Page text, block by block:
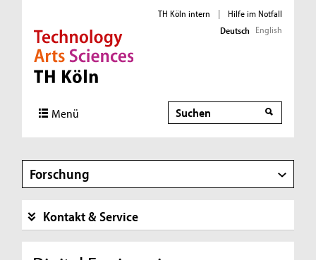
Direkt zur Hauptnavigation
Direkt zur Subnavigation
Direkt zum Inhalt
Direkt zum Fußbereich
TH Köln intern |
Hilfe im Notfall
Deutsch English
Menü Suche
Suche
Forschung
Kontakt & Service